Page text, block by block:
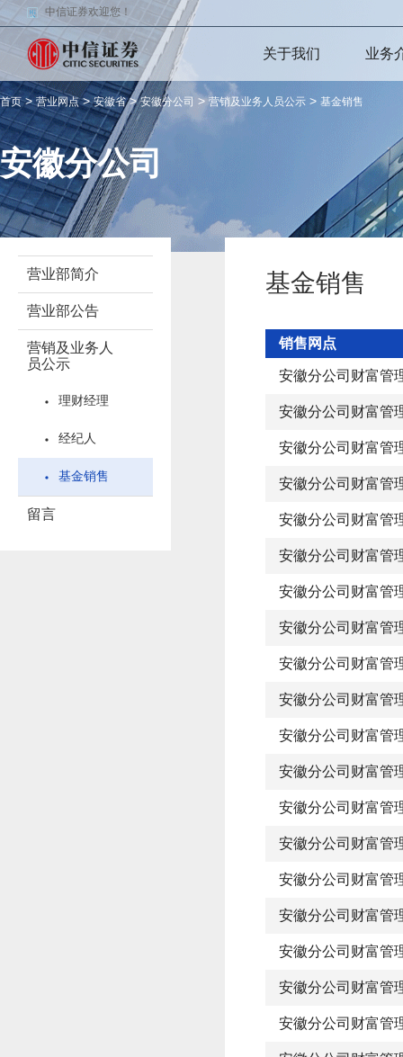
中信证券欢迎您！
关于我们 业务
首页>营业网点>安徽省>安徽分公司 >营销及业务人员公示 > 基金销售
安徽分公司
营业部简介
营业部公告
营销及业务人
员公示
理财经理
经纪人
基金销售
留言
基金销售
销售网点
安徽分公司财富管
安徽分公司财富管
安徽分公司财富管
安徽分公司财富管
安徽分公司财富管
安徽分公司财富管
安徽分公司财富管
安徽分公司财富管
安徽分公司财富管
安徽分公司财富管
安徽分公司财富管
安徽分公司财富管
安徽分公司财富管
安徽分公司财富管
安徽分公司财富管
安徽分公司财富管
安徽分公司财富管
安徽分公司财富管
安徽分公司财富管